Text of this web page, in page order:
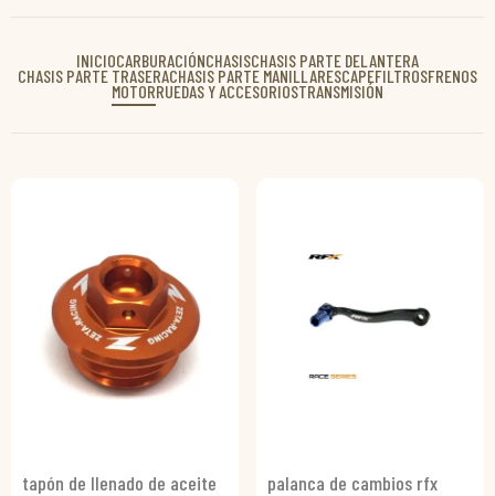
INICIOCARBURACIÓNCHASISCHASIS PARTE DELANTERA
CHASIS PARTE TRASERACHASIS PARTE MANILLARESCAPEFILTROSFRENOS
MOTORRUEDAS Y ACCESORIOSTRANSMISIÓN
tapón de llenado de aceite
palanca de cambios rfx